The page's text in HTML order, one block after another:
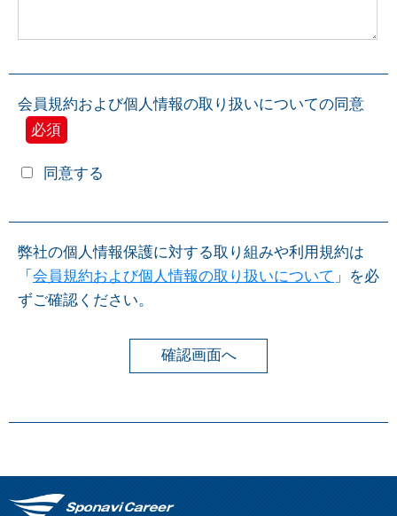
会員規約および個人情報の取り扱いについての同意
必須
同意する
弊社の個人情報保護に対する取り組みや利用規約は
「会員規約および個人情報の取り扱いについて 」を必
ずご確認ください。